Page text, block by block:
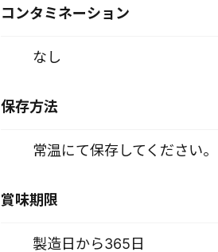
コンタミネーション
なし
保存方法
常温にて保存してください。
賞味期限
製造日から365日